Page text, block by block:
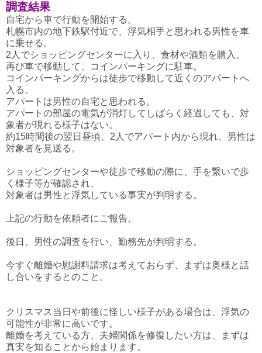
調査結果
自宅から車で行動を開始する。
札幌市内の地下鉄駅付近で、浮気相手と思われる男性を車
に乗せる。
2人でショッピングセンターに入り、食材や酒類を購入。
再び車で移動して、コインパーキングに駐車。
コインパーキングからは徒歩で移動して近くのアパートへ
入る。
アパートは男性の自宅と思われる。
アパートの部屋の電気が消灯してしばらく経過しても、対
象者が現れる様子はない。
約15時間後の翌日昼頃、2人でアパート内から現れ、男性は
対象者を見送る。
ショッピングセンターや徒歩で移動の際に、手を繋いで歩
く様子等が確認され、
対象者は男性と浮気している事実が判明する。
上記の行動を依頼者にご報告。
後日、男性の調査を行い、勤務先が判明する。
今すぐ離婚や慰謝料請求は考えておらず、まずは奥様と話
し合いをするとのこと。
クリスマス当日や前後に怪しい様子がある場合は、浮気の
可能性が非常に高いです。
離婚を考えている方、夫婦関係を修復したい方は、まずは
真実を知ることから始まります。